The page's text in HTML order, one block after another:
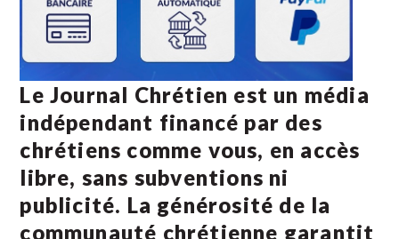
Le Journal Chrétien est un média
indépendant financé par des
chrétiens comme vous, en accès
libre, sans subventions ni
publicité. La générosité de la
communauté chrétienne garantit